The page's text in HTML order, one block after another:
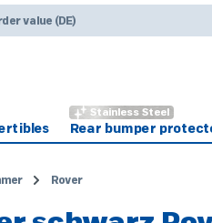
value (DE)
Rear bumper
Stainless Steel
Rover